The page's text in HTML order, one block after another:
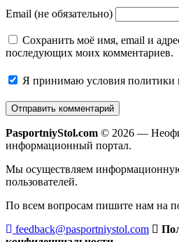
Email (не обязательно)
Сохранить моё имя, email и
последующих моих комментариев.
Я принимаю условия политики
PasportniyStol.com © 2026 —
информационный портал.
Мы осуществляем
пользователей.
По всем вопросам пишите нам на
feedback@pasportniystol.com